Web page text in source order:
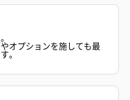
オプションを施しても最
。